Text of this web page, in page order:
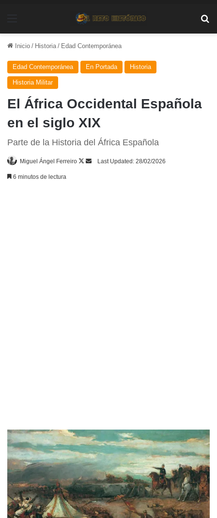
Inicio / Historia / Edad Contemporánea
Edad Contemporánea En Portada Historia
Historia Militar
El África Occidental Española
en el siglo XIX
Parte de la Historia del África Española
Miguel Ángel Ferreiro
Follow
SendLast Updated: 28/02/2026
6 minutos de lectura